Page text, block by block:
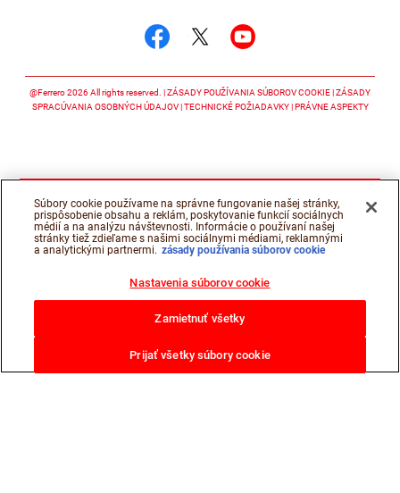
@Ferrero 2026 All rights reserved. ZÁSADY POUŽÍVANIA SÚBOROV COOKIE ZÁSADY
SPRACÚVANIA OSOBNÝCH ÚDAJOV TECHNICKÉ POŽIADAVKY PRÁVNE ASPEKTY
Súbory cookie používame na správne fungovanie našej stránky,
prispôsobenie obsahu a reklám, poskytovanie funkcií sociálnych
médií a na analýzu návštevnosti. Informácie o používaní našej
stránky tiež zdieľame s našimi sociálnymi médiami, reklamnými
a analytickými partnermi. zásady používania súborov cookie
Nastavenia súborov cookie
Zamietnuť všetky
Prijať všetky súbory cookie